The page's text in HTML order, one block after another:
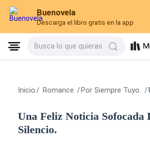
Buenovela
Descarga el libro gratis en la app
Busca lo que quieras
Inicio / Romance / Por Siempre Tuyo. /
Una Feliz Noticia Sofocada
Silencio.